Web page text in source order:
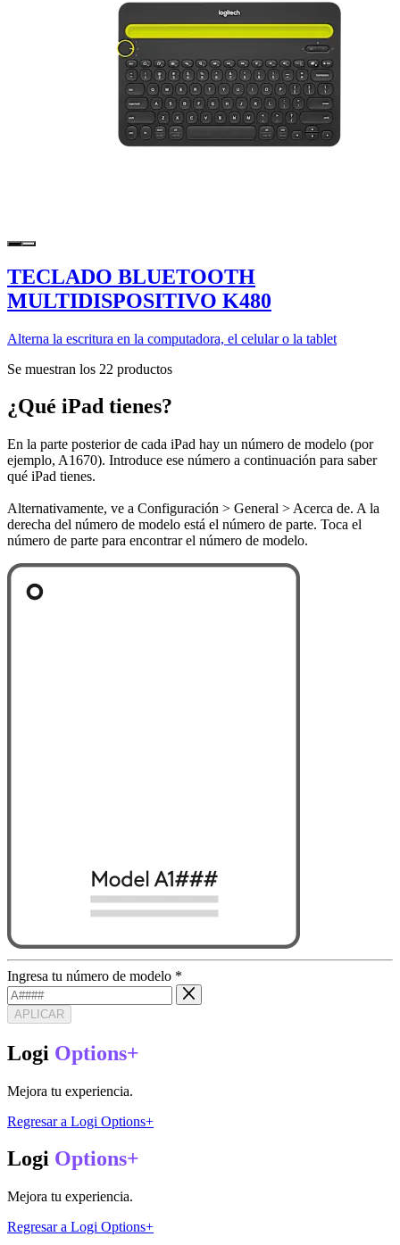
TECLADO BLUETOOTH
MULTIDISPOSITIVO K480
Alterna la escritura en la computadora, el celular o la tablet
Se muestran los 22 productos
¿Qué iPad tienes?
En la parte posterior de cada iPad hay un número de modelo (por
ejemplo, A1670). Introduce ese número a continuación para saber
qué iPad tienes.
Alternativamente, ve a Configuración > General > Acerca de. A la
derecha del número de modelo está el número de parte. Toca el
número de parte para encontrar el número de modelo.
Ingresa tu número de modelo *
APLICAR
Logi Options+
Mejora tu experiencia.
Regresar a Logi Options+
Logi Options+
Mejora tu experiencia.
Regresar a Logi Options+